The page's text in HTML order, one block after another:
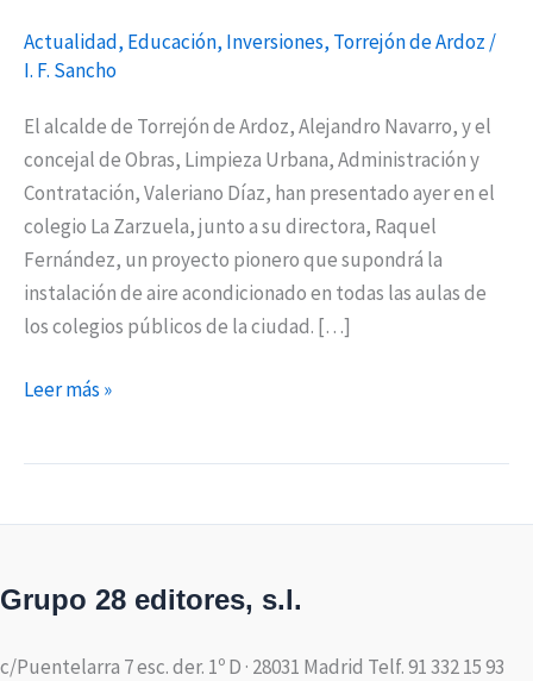
Actualidad, Educación, Inversiones, Torrejón de Ardoz/
I. F. Sancho
El alcalde de Torrejón de Ardoz, Alejandro Navarro, y el
concejal de Obras, Limpieza Urbana, Administración y
Contratación, Valeriano Díaz, han presentado ayer en el
colegio La Zarzuela, junto a su directora, Raquel
Fernández, un proyecto pionero que supondrá la
instalación de aire acondicionado en todas las aulas de
los colegios públicos de la ciudad. […]
colegios
públicos
de
la
ciudad
Leer más »
Grupo 28 editores, s.l.
c/Puentelarra 7 esc. der. 1º D · 28031 Madrid Telf. 91 332 15 93